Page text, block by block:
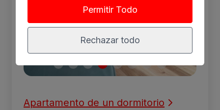
Apartamento de un dormitorio
Permitir Todo
Rechazar todo